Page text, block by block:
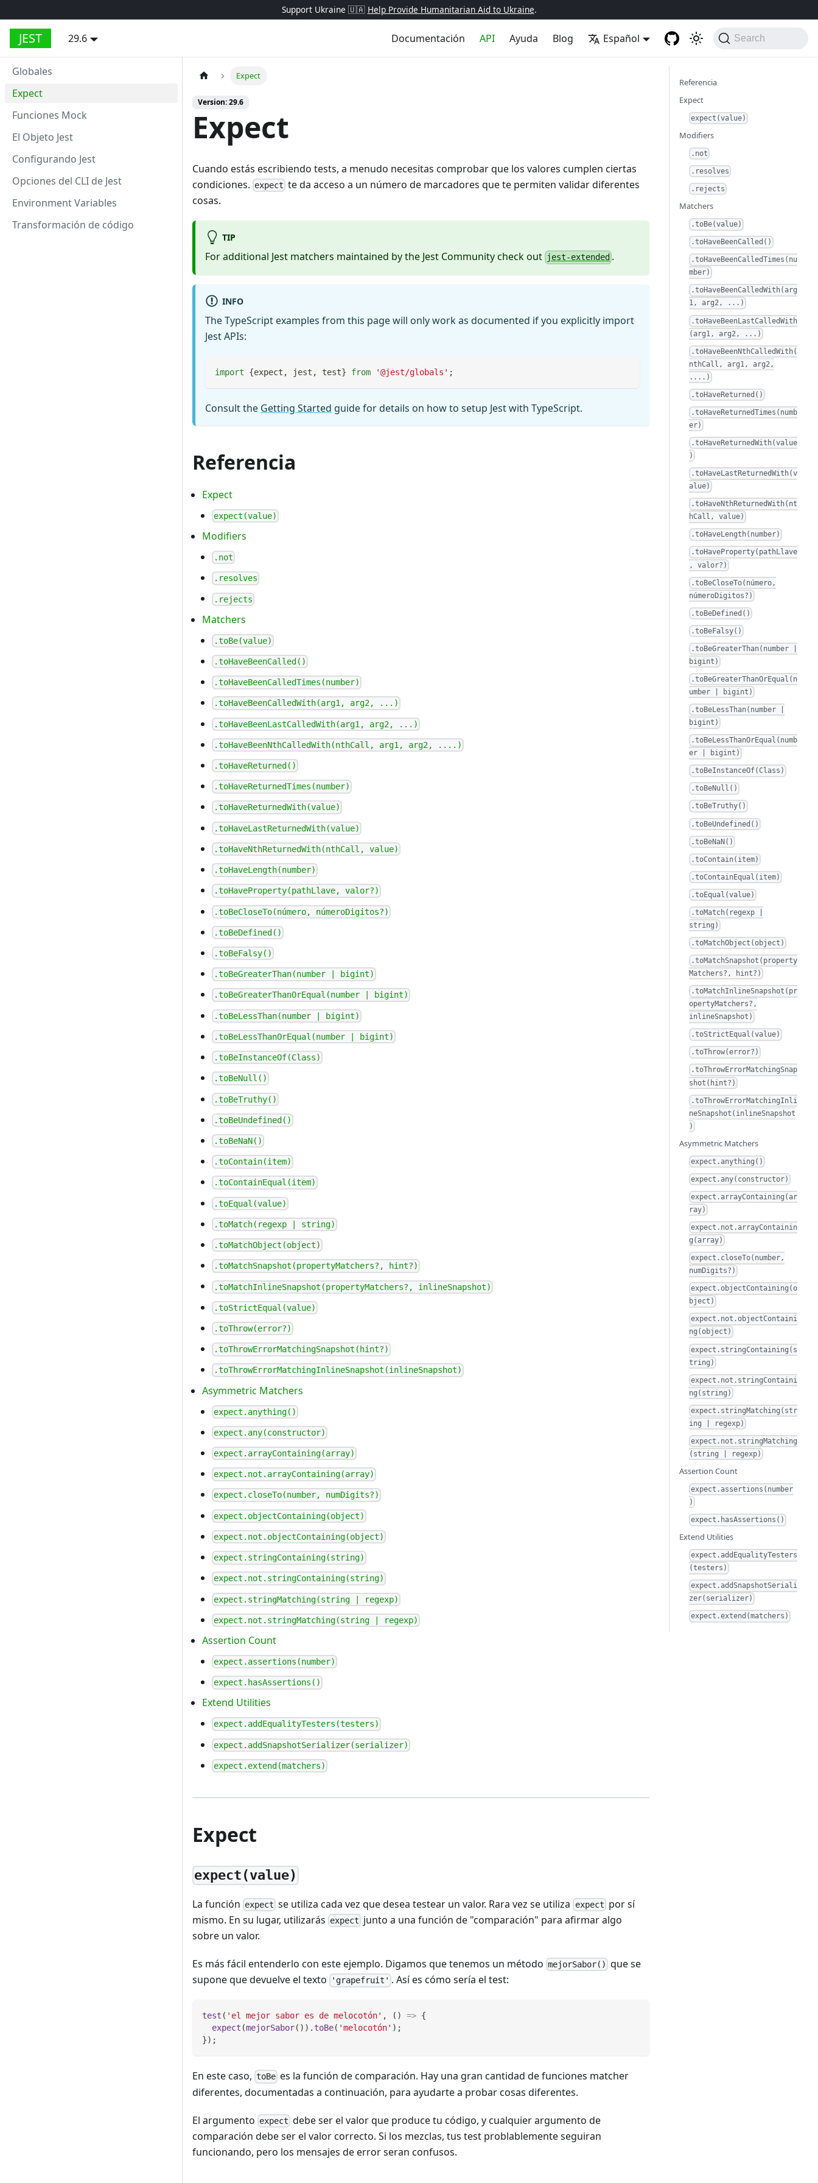
Support Ukraine 🇺🇦 Help Provide Humanitarian Aid to Ukraine.
JEST 29.6 Documentación API Ayuda Blog Español Search
Globales
Expect
Funciones Mock
El Objeto Jest
Configurando Jest
Opciones del CLI de Jest
Environment Variables
Transformación de código
Expect
Version: 29.6
Expect
Cuando estás escribiendo tests, a menudo necesitas comprobar que los valores cumplen ciertas
condiciones. expect te da acceso a un número de marcadores que te permiten validar diferentes
cosas.
TIP
For additional Jest matchers maintained by the Jest Community check out jest-extended .
INFO
The TypeScript examples from this page will only work as documented if you explicitly import
Jest APIs:
import {expect , jest , test} from '@jest/globals' ;
Consult the Getting Started guide for details on how to setup Jest with TypeScript.
Referencia
Expect
expect(value)
Modifiers
.not
.resolves
.rejects
Matchers
.toBe(value)
.toHaveBeenCalled()
.toHaveBeenCalledTimes(number)
.toHaveBeenCalledWith(arg1, arg2, ...)
.toHaveBeenLastCalledWith(arg1, arg2, ...)
.toHaveBeenNthCalledWith(nthCall, arg1, arg2, ....)
.toHaveReturned()
.toHaveReturnedTimes(number)
.toHaveReturnedWith(value)
.toHaveLastReturnedWith(value)
.toHaveNthReturnedWith(nthCall, value)
.toHaveLength(number)
.toHaveProperty(pathLlave, valor?)
.toBeCloseTo(número, númeroDigitos?)
.toBeDefined()
.toBeFalsy()
.toBeGreaterThan(number | bigint)
.toBeGreaterThanOrEqual(number | bigint)
.toBeLessThan(number | bigint)
.toBeLessThanOrEqual(number | bigint)
.toBeInstanceOf(Class)
.toBeNull()
.toBeTruthy()
.toBeUndefined()
.toBeNaN()
.toContain(item)
.toContainEqual(item)
.toEqual(value)
.toMatch(regexp | string)
.toMatchObject(object)
.toMatchSnapshot(propertyMatchers?, hint?)
.toMatchInlineSnapshot(propertyMatchers?, inlineSnapshot)
.toStrictEqual(value)
.toThrow(error?)
.toThrowErrorMatchingSnapshot(hint?)
.toThrowErrorMatchingInlineSnapshot(inlineSnapshot)
Asymmetric Matchers
expect.anything()
expect.any(constructor)
expect.arrayContaining(array)
expect.not.arrayContaining(array)
expect.closeTo(number, numDigits?)
expect.objectContaining(object)
expect.not.objectContaining(object)
expect.stringContaining(string)
expect.not.stringContaining(string)
expect.stringMatching(string | regexp)
expect.not.stringMatching(string | regexp)
Assertion Count
expect.assertions(number)
expect.hasAssertions()
Extend Utilities
expect.addEqualityTesters(testers)
expect.addSnapshotSerializer(serializer)
expect.extend(matchers)
Expect
expect(value)
La función expect se utiliza cada vez que desea testear un valor. Rara vez se utiliza expect por sí
mismo. En su lugar, utilizarás expect junto a una función de "comparación" para afirmar algo
sobre un valor.
Es más fácil entenderlo con este ejemplo. Digamos que tenemos un método mejorSabor() que se
supone que devuelve el texto
'grapefruit' . Así es cómo sería el test:
test ( 'el mejor sabor es de melocotón' , ( ) => {
expect (mejorSabor( ) ) . toBe( 'melocotón' ) ;
}) ;
En este caso, toBe es la función de comparación. Hay una gran cantidad de funciones matcher
diferentes, documentadas a continuación, para ayudarte a probar cosas diferentes.
El argumento expect debe ser el valor que produce tu código, y cualquier argumento de
comparación debe ser el valor correcto. Si los mezclas, tus test problablemente seguiran
funcionando, pero los mensajes de error seran confusos.
Referencia
Expect
expect(value)
Modifiers
.not
.resolves
.rejects
Matchers
.toBe(value)
.toHaveBeenCalled()
.toHaveBeenCalledTimes(nu
mber)
.toHaveBeenCalledWith(arg
1, arg2, ...)
.toHaveBeenLastCalledWith
(arg1, arg2, ...)
.toHaveBeenNthCalledWith(
nthCall, arg1, arg2,
....)
.toHaveReturned()
.toHaveReturnedTimes(numb
er)
.toHaveReturnedWith(value
)
.toHaveLastReturnedWith(v
alue)
.toHaveNthReturnedWith(nt
hCall, value)
.toHaveLength(number)
.toHaveProperty(pathLlave
, valor?)
.toBeCloseTo(número,
númeroDigitos?)
.toBeDefined()
.toBeFalsy()
.toBeGreaterThan(number |
bigint)
.toBeGreaterThanOrEqual(n
umber | bigint)
.toBeLessThan(number |
bigint)
.toBeLessThanOrEqual(numb
er | bigint)
.toBeInstanceOf(Class)
.toBeNull()
.toBeTruthy()
.toBeUndefined()
.toBeNaN()
.toContain(item)
.toContainEqual(item)
.toEqual(value)
.toMatch(regexp |
string)
.toMatchObject(object)
.toMatchSnapshot(property
Matchers?, hint?)
.toMatchInlineSnapshot(pr
opertyMatchers?,
inlineSnapshot)
.toStrictEqual(value)
.toThrow(error?)
.toThrowErrorMatchingSnap
shot(hint?)
.toThrowErrorMatchingInli
neSnapshot(inlineSnapshot
)
Asymmetric Matchers
expect.anything()
expect.any(constructor)
expect.arrayContaining(ar
ray)
expect.not.arrayContainin
g(array)
expect.closeTo(number,
numDigits?)
expect.objectContaining(o
bject)
expect.not.objectContaini
ng(object)
expect.stringContaining(s
tring)
expect.not.stringContaini
ng(string)
expect.stringMatching(str
ing | regexp)
expect.not.stringMatching
(string | regexp)
Assertion Count
expect.assertions(number
)
expect.hasAssertions()
Extend Utilities
expect.addEqualityTesters
(testers)
expect.addSnapshotSeriali
zer(serializer)
expect.extend(matchers)